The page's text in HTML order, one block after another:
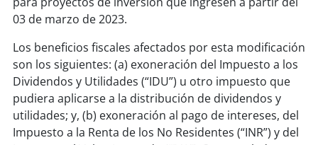
03 de marzo de 2023.
Los beneficios fiscales afectados por esta modificación
son los siguientes: (a) exoneración del Impuesto a los
Dividendos y Utilidades (“IDU”) u otro impuesto que
pudiera aplicarse a la distribución de dividendos y
utilidades; y, (b) exoneración al pago de intereses, del
Impuesto a la Renta de los No Residentes (“INR”) y del